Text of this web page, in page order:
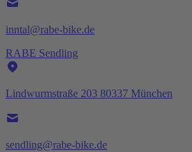
inntal@rabe-bike.de
RABE Sendling
Lindwurmstraße 203 80337 München
sendling@rabe-bike.de